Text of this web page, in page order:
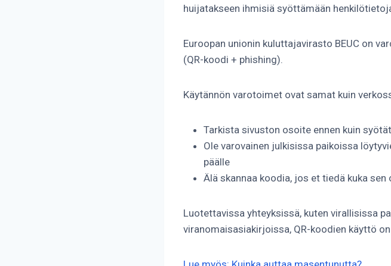
huijatakseen ihmisiä syöttämään
Euroopan unionin kuluttajavirasto BEUC on
(QR-koodi + phishing).
Käytännön varotoimet ovat samat kuin
Tarkista sivuston osoite ennen kuin
Ole varovainen julkisissa paikoissa
päälle
Älä skannaa koodia, jos et tiedä kuka sen
Luotettavissa yhteyksissä, kuten virallisissa
viranomaisasiakirjoissa, QR-koodien käyttö